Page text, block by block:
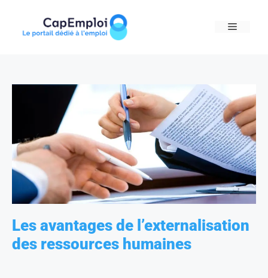
content
MENU
Les avantages de l’externalisation
des ressources humaines